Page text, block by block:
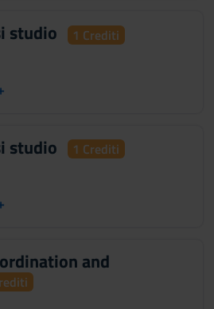
studio 1 Crediti
studio 1 Crediti
and